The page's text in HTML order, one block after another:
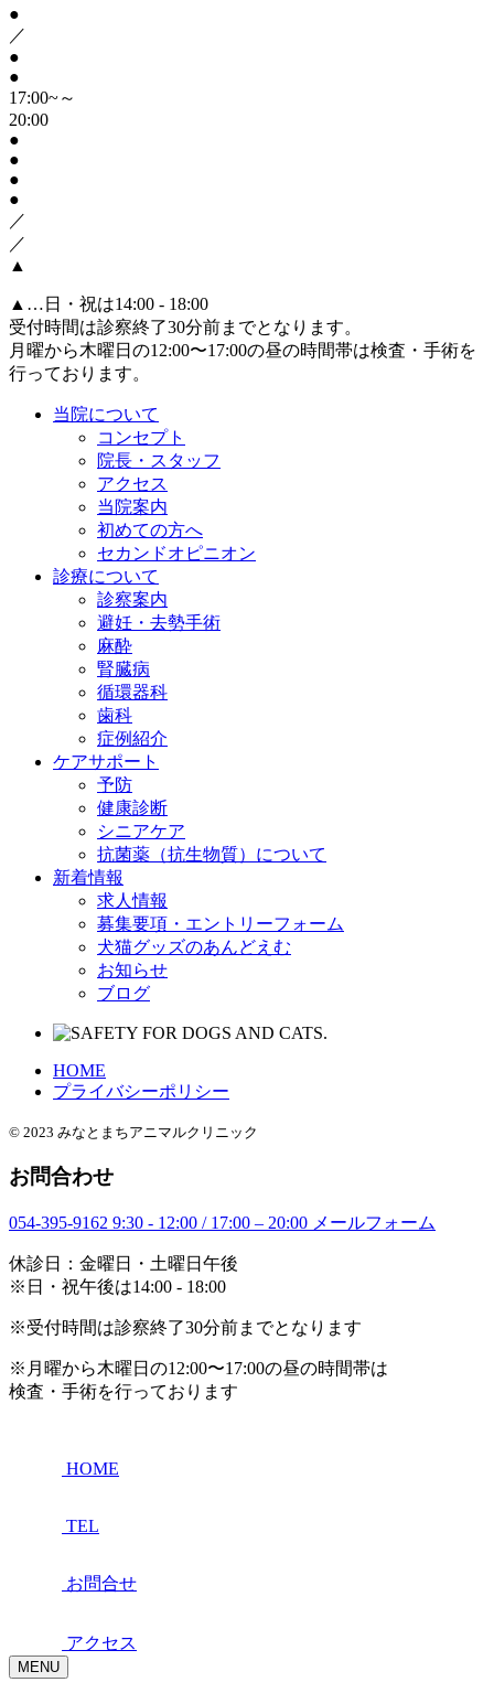
●
／
●
●
17:00~～
20:00
●
●
●
●
／
／
▲
▲ …日・祝は14:00 - 18:00
受付時間は診察終了30分前までとなります。
月曜から木曜日の12:00〜17:00の昼の時間帯は検査・手術を
行っております。
当院について
コンセプト
院長・スタッフ
アクセス
当院案内
初めての方へ
セカンドオピニオン
診療について
診察案内
避妊・去勢手術
麻酔
腎臓病
循環器科
歯科
症例紹介
ケアサポート
予防
健康診断
シニアケア
抗菌薬（抗生物質）について
新着情報
求人情報
募集要項・エントリーフォーム
犬猫グッズのあんどえむ
お知らせ
ブログ
HOME
プライバシーポリシー
© 2023 みなとまちアニマルクリニック
お問合わせ
054-395-9162 9:30 - 12:00 / 17:00 – 20:00 メールフォーム
休診日：金曜日・土曜日午後
※日・祝午後は14:00 - 18:00
※受付時間は診察終了30分前までとなります
※月曜から木曜日の12:00〜17:00の昼の時間帯は
検査・手術を行っております
HOME
TEL
お問合せ
アクセス
MENU